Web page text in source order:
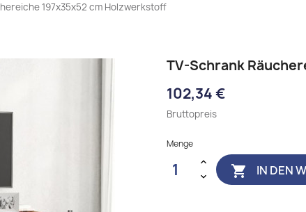
197x35x52 cm Holzwerkstoff
TV-Schrank
102,34 €
Bruttopreis
Menge
 IN DEN